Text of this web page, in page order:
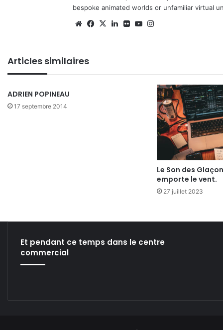
bespoke animated worlds or unfamiliar virtual
We Fa
X
Lin Fli Yo
Articles similaires
ADRIEN POPINEAU
17 septembre 2014
Le Son des
emporte le vent.
27 juillet 2023
Et pendant ce temps dans le centre
commercial